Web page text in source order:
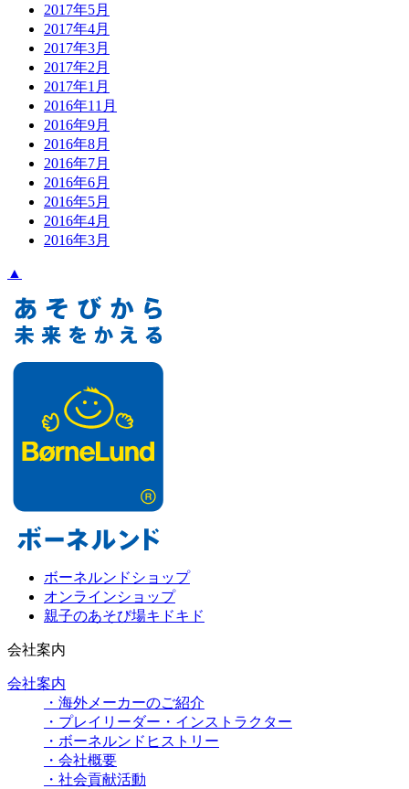
2017年5月
2017年4月
2017年3月
2017年2月
2017年1月
2016年11月
2016年9月
2016年8月
2016年7月
2016年6月
2016年5月
2016年4月
2016年3月
▲
ボーネルンドショップ
オンラインショップ
親子のあそび場キドキド
会社案内
会社案内
・海外メーカーのご紹介
・プレイリーダー・インストラクター
・ボーネルンドヒストリー
・会社概要
・社会貢献活動